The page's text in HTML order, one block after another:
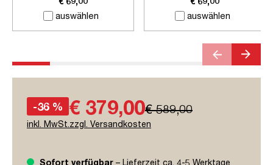
auswählen
auswählen
-36 % € 379,00€ 589,00
inkl. MwSt.zzgl. Versandkosten
Sofort verfügbar – Lieferzeit ca. 4-5 Werktage